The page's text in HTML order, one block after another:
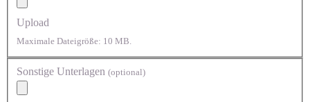
Upload
Maximale Dateigröße: 10 MB.
Sonstige Unterlagen (optional)